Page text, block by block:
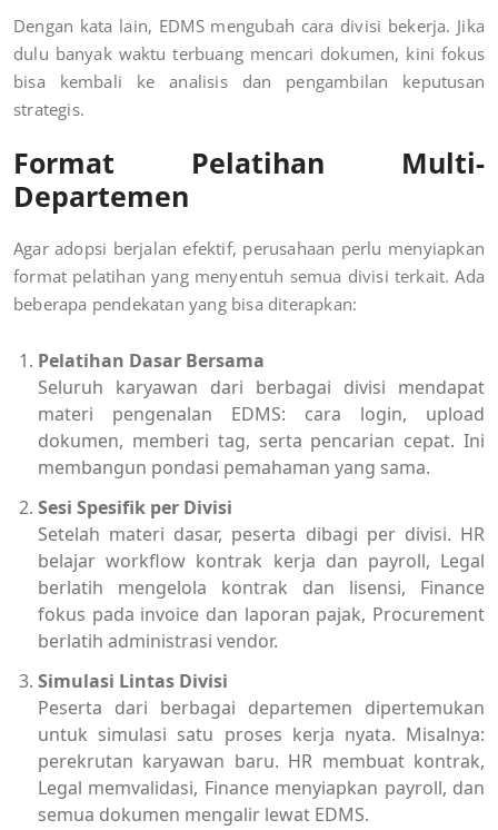
Dengan kata lain, EDMS mengubah cara divisi bekerja. Jika
dulu banyak waktu terbuang mencari dokumen, kini fokus
bisa kembali ke analisis dan pengambilan keputusan
strategis.
Format Pelatihan Multi-
Departemen
Agar adopsi berjalan efektif, perusahaan perlu menyiapkan
format pelatihan yang menyentuh semua divisi terkait. Ada
beberapa pendekatan yang bisa diterapkan:
Pelatihan Dasar Bersama
Seluruh karyawan dari berbagai divisi mendapat
materi pengenalan EDMS: cara login, upload
dokumen, memberi tag, serta pencarian cepat. Ini
membangun pondasi pemahaman yang sama.
Sesi Spesifik per Divisi
Setelah materi dasar, peserta dibagi per divisi. HR
belajar workflow kontrak kerja dan payroll, Legal
berlatih mengelola kontrak dan lisensi, Finance
fokus pada invoice dan laporan pajak, Procurement
berlatih administrasi vendor.
Simulasi Lintas Divisi
Peserta dari berbagai departemen dipertemukan
untuk simulasi satu proses kerja nyata. Misalnya:
perekrutan karyawan baru. HR membuat kontrak,
Legal memvalidasi, Finance menyiapkan payroll, dan
semua dokumen mengalir lewat EDMS.